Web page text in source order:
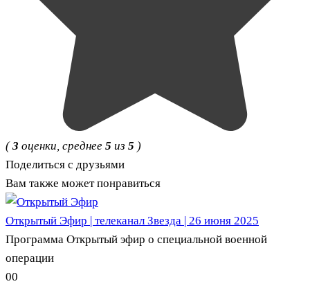
(3 оценки, среднее 5 из 5 )
Поделиться с друзьями
Вам также может понравиться
Открытый Эфир | телеканал Звезда | 26 июня 2025
Программа Открытый эфир о специальной военной
операции
00